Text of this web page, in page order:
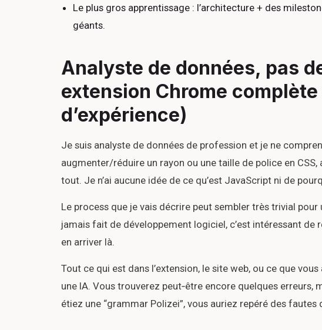
Le plus gros apprentissage : l’architecture + des
géants.
Analyste de données, pas
extension Chrome
d’expérience)
Je suis analyste de données de profession et je ne
augmenter/réduire un rayon ou une taille de police en
tout. Je n’ai aucune idée de ce qu’est JavaScript ni de
Le process que je vais décrire peut sembler très trivial pour
jamais fait de développement logiciel, c’est intéressant de
en arriver là.
Tout ce qui est dans l’extension, le site web, ou ce que
une IA. Vous trouverez peut‑être encore quelques erreurs,
étiez une “grammar Polizei”, vous auriez repéré des fautes